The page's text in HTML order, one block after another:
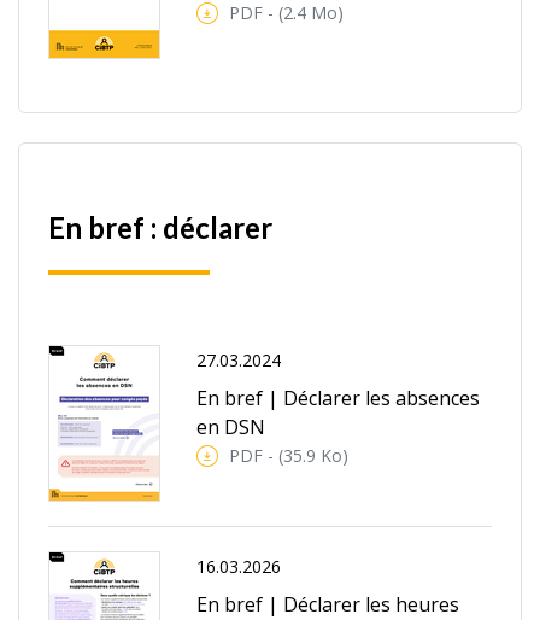
PDF - (2.4 Mo)
En bref : déclarer
27.03.2024
En bref | Déclarer les absences
en DSN
PDF - (35.9 Ko)
16.03.2026
En bref | Déclarer les heures